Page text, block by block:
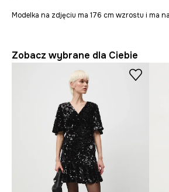
Modelka na zdjęciu ma 176 cm wzrostu i ma
Zobacz wybrane dla Ciebie